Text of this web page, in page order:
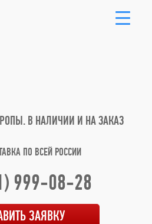
В НАЛИЧИИ И НА ЗАКАЗ
ПО ВСЕЙ РОССИИ
999-08-28
ЗАЯВКУ